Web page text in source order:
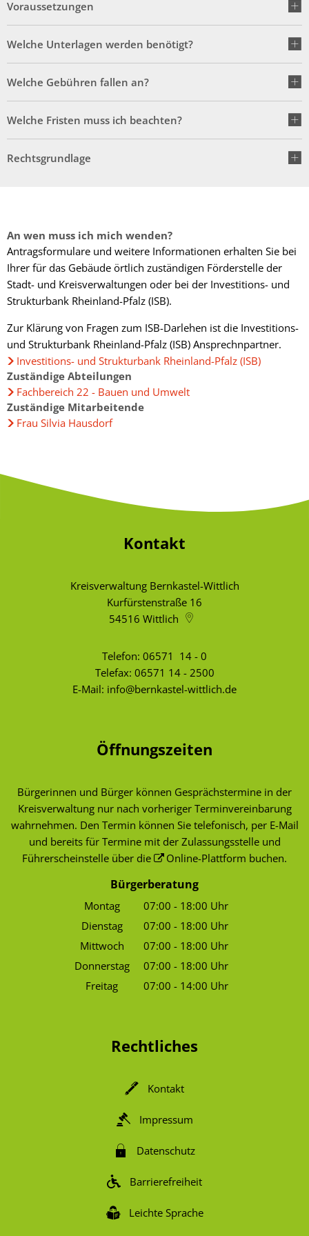
Bachelor of Arts
Praktikum
Vergaben
Öffentliche Bekanntmachungen
Bankverbindungen
Leitbild der Kreisverwaltung
Kreishaus & Fritz von Wille
Radverkehr
Orange
Zu Hause
Angebote
Kulturpreis des Landkreises
Voraussetzungen
Welche Unterlagen werden benötigt?
Welche Gebühren fallen an?
Welche Fristen muss ich beachten?
Rechtsgrundlage
An wen muss ich mich wenden?
Antragsformulare und weitere Informationen erhalten Sie bei
Ihrer für das Gebäude örtlich zuständigen Förderstelle der
Stadt- und Kreisverwaltungen oder bei der Investitions- und
Strukturbank Rheinland-Pfalz (ISB).
Zur Klärung von Fragen zum ISB-Darlehen ist die Investitions-
und Strukturbank Rheinland-Pfalz (ISB) Ansprechnpartner.
Investitions- und Strukturbank Rheinland-Pfalz (ISB)
Zuständige Abteilungen
Fachbereich 22 - Bauen und Umwelt
Zuständige Mitarbeitende
Frau Silvia Hausdorf
Kontakt
Kreisverwaltung Bernkastel-Wittlich
Kurfürstenstraße 16
54516 Wittlich
Telefon: 06571 14 - 0
Telefax: 06571 14 - 2500
E-Mail: info@bernkastel-wittlich.de
Öffnungszeiten
Bürgerinnen und Bürger können Gesprächstermine in der
Kreisverwaltung nur nach vorheriger Terminvereinbarung
wahrnehmen. Den Termin können Sie telefonisch, per E-Mail
und bereits für Termine mit der Zulassungsstelle und
Führerscheinstelle über die
Online-Plattform buchen.
Bürgerberatung
Montag 07:00 - 18:00 Uhr
Von 07:00 bis 18:00 Uhr
Dienstag 07:00 - 18:00 Uhr
Von 07:00 bis 18:00 Uhr
Mittwoch 07:00 - 18:00 Uhr
Von 07:00 bis 18:00 Uhr
Donnerstag 07:00 - 18:00 Uhr
Von 07:00 bis 18:00 Uhr
Freitag 07:00 - 14:00 Uhr
Rechtliches
Kontakt
Impressum
Datenschutz
Barrierefreiheit
Leichte Sprache